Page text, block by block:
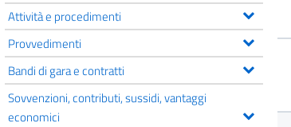
Attività e procedimenti
Provvedimenti
Bandi di gara e contratti
Sovvenzioni, contributi, sussidi, vantaggi
economici